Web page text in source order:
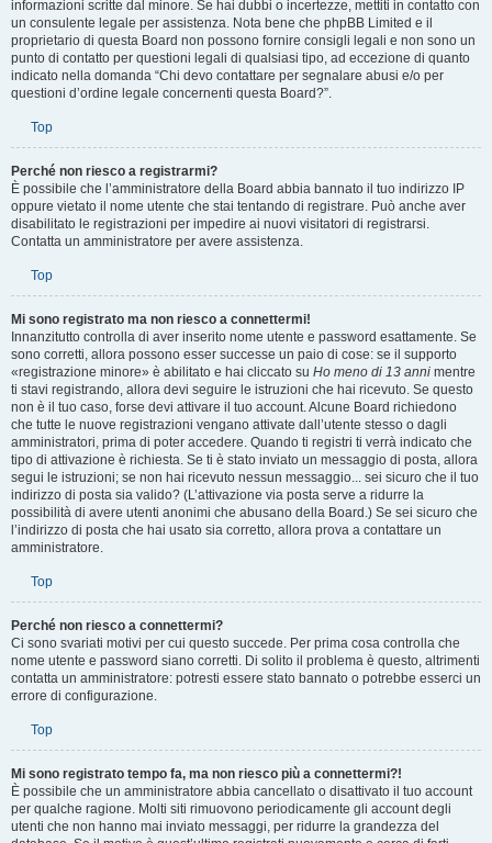
informazioni scritte dal minore. Se hai dubbi o incertezze, mettiti in contatto con
un consulente legale per assistenza. Nota bene che phpBB Limited e il
proprietario di questa Board non possono fornire consigli legali e non sono un
punto di contatto per questioni legali di qualsiasi tipo, ad eccezione di quanto
indicato nella domanda “Chi devo contattare per segnalare abusi e/o per
questioni d’ordine legale concernenti questa Board?”.
Top
Perché non riesco a registrarmi?
È possibile che l’amministratore della Board abbia bannato il tuo indirizzo IP
oppure vietato il nome utente che stai tentando di registrare. Può anche aver
disabilitato le registrazioni per impedire ai nuovi visitatori di registrarsi.
Contatta un amministratore per avere assistenza.
Top
Mi sono registrato ma non riesco a connettermi!
Innanzitutto controlla di aver inserito nome utente e password esattamente. Se
sono corretti, allora possono esser successe un paio di cose: se il supporto
«registrazione minore» è abilitato e hai cliccato su Ho meno di 13 anni mentre
ti stavi registrando, allora devi seguire le istruzioni che hai ricevuto. Se questo
non è il tuo caso, forse devi attivare il tuo account. Alcune Board richiedono
che tutte le nuove registrazioni vengano attivate dall’utente stesso o dagli
amministratori, prima di poter accedere. Quando ti registri ti verrà indicato che
tipo di attivazione è richiesta. Se ti è stato inviato un messaggio di posta, allora
segui le istruzioni; se non hai ricevuto nessun messaggio... sei sicuro che il tuo
indirizzo di posta sia valido? (L’attivazione via posta serve a ridurre la
possibilità di avere utenti anonimi che abusano della Board.) Se sei sicuro che
l’indirizzo di posta che hai usato sia corretto, allora prova a contattare un
amministratore.
Top
Perché non riesco a connettermi?
Ci sono svariati motivi per cui questo succede. Per prima cosa controlla che
nome utente e password siano corretti. Di solito il problema è questo, altrimenti
contatta un amministratore: potresti essere stato bannato o potrebbe esserci un
errore di configurazione.
Top
Mi sono registrato tempo fa, ma non riesco più a connettermi?!
È possibile che un amministratore abbia cancellato o disattivato il tuo account
per qualche ragione. Molti siti rimuovono periodicamente gli account degli
utenti che non hanno mai inviato messaggi, per ridurre la grandezza del